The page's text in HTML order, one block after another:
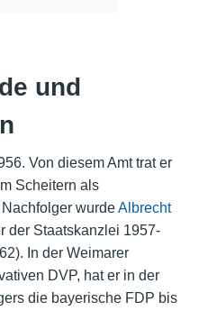
und
Von diesem Amt trat er
Scheitern als
wurdeAlbrecht
der Staatskanzlei 1957-
In der Weimarer
DVP, hat er in der
die bayerische FDP bis